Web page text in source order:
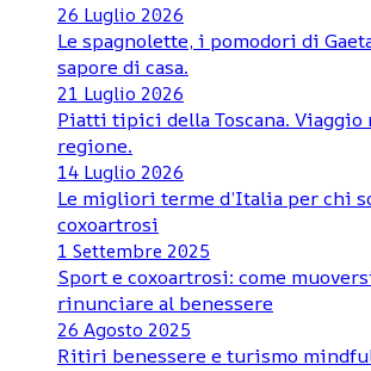
26 Luglio 2026
Le spagnolette, i pomodori di
sapore di casa.
21 Luglio 2026
Piatti tipici della Toscana.
regione.
14 Luglio 2026
Le migliori terme d’Italia per chi
coxoartrosi
1 Settembre 2025
Sport e coxoartrosi: come
rinunciare al benessere
26 Agosto 2025
Ritiri benessere e turismo